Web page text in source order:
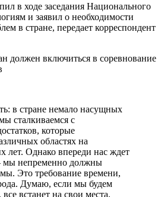
в ходе заседания Национального
и заявил о необходимости
в стране, передает корреспондент
должен включиться в соревнование
в стране немало насущных
сталкиваемся с
которые
областях на
лет. Однако впереди нас ждет
мы непременно должны
Это требование времени,
Думаю, если мы будем
встанет на свои места.